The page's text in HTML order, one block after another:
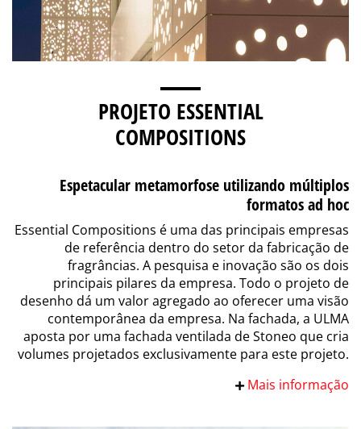
PROJETO ESSENTIAL
COMPOSITIONS
Espetacular metamorfose utilizando múltiplos
formatos ad hoc
Essential Compositions é uma das principais empresas
de referência dentro do setor da fabricação de
fragrâncias. A pesquisa e inovação são os dois
principais pilares da empresa. Todo o projeto de
desenho dá um valor agregado ao oferecer uma visão
contemporânea da empresa. Na fachada, a ULMA
aposta por uma fachada ventilada de Stoneo que cria
volumes projetados exclusivamente para este projeto.
Mais informação